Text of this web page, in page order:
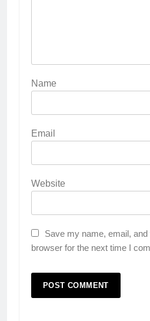
Name
Email
Website
Save my name, email, and
browser for the next time I